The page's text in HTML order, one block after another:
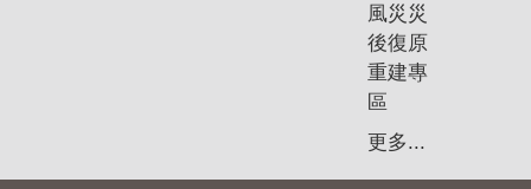
風災災
後復原
重建專
區
更多...